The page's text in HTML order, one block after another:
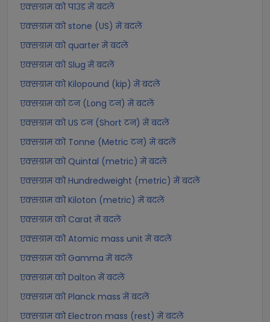
एक्सग्राम को पाउंड में बदलें
एक्सग्राम को stone (US) में बदलें
एक्सग्राम को quarter में बदलें
एक्सग्राम को Slug में बदलें
एक्सग्राम को Kilopound (kip) में बदलें
एक्सग्राम को टन (Long टन) में बदलें
एक्सग्राम को US टन (Short टन) में बदलें
एक्सग्राम को Tonne (Metric टन) में बदलें
एक्सग्राम को Quintal (metric) में बदलें
एक्सग्राम को Hundredweight (metric) में बदलें
एक्सग्राम को Kiloton (metric) में बदलें
एक्सग्राम को Carat में बदलें
एक्सग्राम को Atomic mass unit में बदलें
एक्सग्राम को Gamma में बदलें
एक्सग्राम को Dalton में बदलें
एक्सग्राम को Planck mass में बदलें
एक्सग्राम को Electron mass (rest) में बदलें